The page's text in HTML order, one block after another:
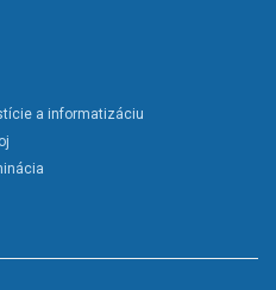
a informatizáciu